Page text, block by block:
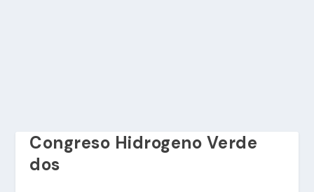
Congreso Hidrogeno Verde
dos